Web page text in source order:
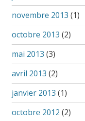
novembre 2013 (1)
octobre 2013 (2)
mai 2013 (3)
avril 2013 (2)
janvier 2013 (1)
octobre 2012 (2)